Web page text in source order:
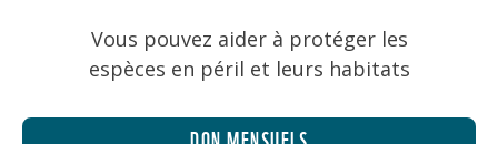
Vous pouvez aider à protéger les
espèces en péril et leurs habitats